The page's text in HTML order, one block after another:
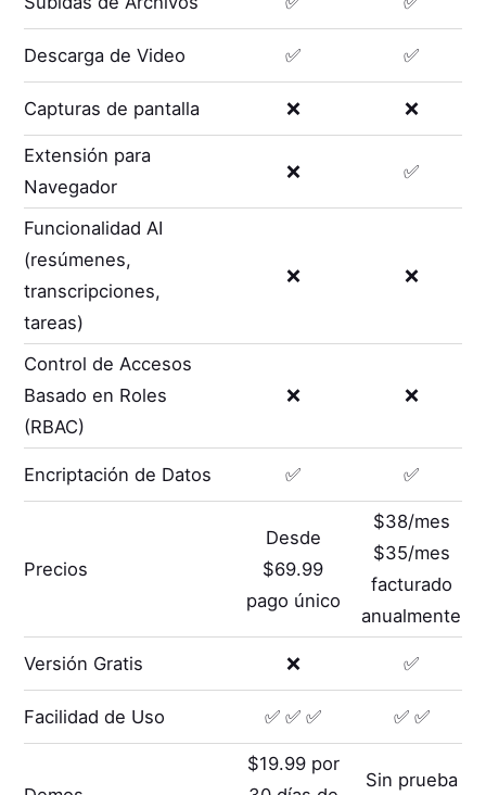
Descarga de Video ✅ ✅
Capturas de pantalla ❌ ❌
Extensión para
Navegador
❌ ✅
Funcionalidad AI
(resúmenes,
transcripciones,
tareas)
❌ ❌
Control de Accesos
Basado en Roles
(RBAC)
❌ ❌
Encriptación de Datos ✅ ✅
Precios
Desde
$69.99
pago único
$38/mes
$35/mes
facturado
anualmente
Versión Gratis ❌ ✅
Facilidad de Uso ✅ ✅ ✅ ✅ ✅
$19.99 por
Sin prueba